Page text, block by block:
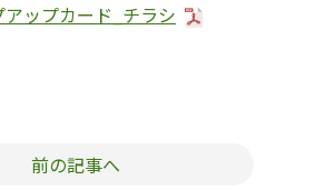
ップカード_チラシ
前の記事へ